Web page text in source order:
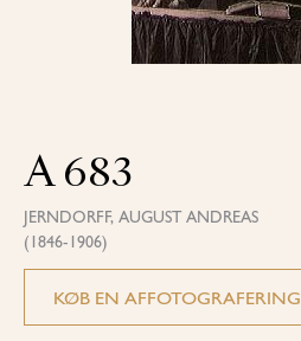
A 683
JERNDORFF, AUGUST ANDREAS
(1846-1906)
KØB EN AFFOTOGRAFERING